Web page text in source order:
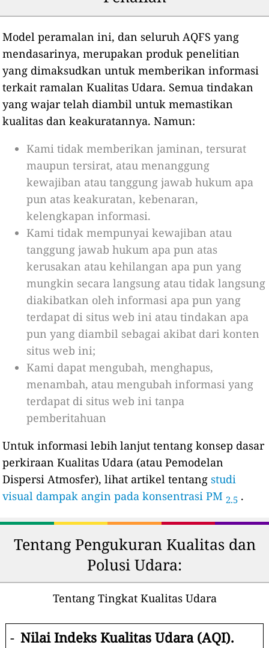
Model peramalan ini, dan seluruh AQFS yang
mendasarinya, merupakan produk penelitian
yang dimaksudkan untuk memberikan informasi
terkait ramalan Kualitas Udara. Semua tindakan
yang wajar telah diambil untuk memastikan
kualitas dan keakuratannya. Namun:
Kami tidak memberikan jaminan, tersurat
maupun tersirat, atau menanggung
kewajiban atau tanggung jawab hukum apa
pun atas keakuratan, kebenaran,
kelengkapan informasi.
Kami tidak mempunyai kewajiban atau
tanggung jawab hukum apa pun atas
kerusakan atau kehilangan apa pun yang
mungkin secara langsung atau tidak langsung
diakibatkan oleh informasi apa pun yang
terdapat di situs web ini atau tindakan apa
pun yang diambil sebagai akibat dari konten
situs web ini;
Kami dapat mengubah, menghapus,
menambah, atau mengubah informasi yang
terdapat di situs web ini tanpa
pemberitahuan
Untuk informasi lebih lanjut tentang konsep dasar
perkiraan Kualitas Udara (atau Pemodelan
Dispersi Atmosfer), lihat artikel tentangstudi
visual dampak angin pada konsentrasi PM 2.5 .
Tentang Pengukuran Kualitas dan
Polusi Udara:
Tentang Tingkat Kualitas Udara
- Nilai Indeks Kualitas Udara (AQI).